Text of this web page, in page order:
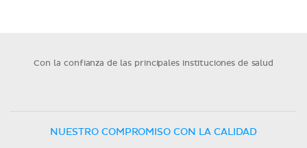
Con la confianza de las principales instituciones de salud
NUESTRO COMPROMISO CON LA CALIDAD